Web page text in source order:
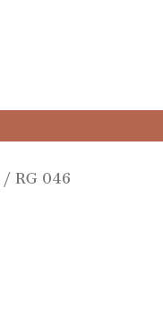
/ RG 046